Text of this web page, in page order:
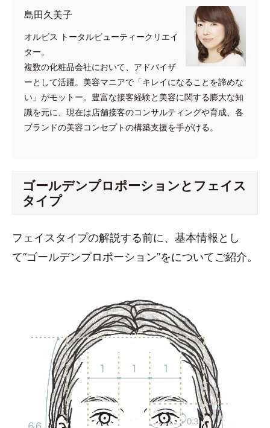
島田久美子
オルビス トータルビューティークリエイ
ター。
複数の化粧品会社において、アドバイザ
ーとして活躍。美容マニアで「キレイになることを諦めな
い」がモットー。豊富な接客経験と美容に関する膨大な知
識を元に、現在は店舗接客のコンサルティングや育成、各
ブランドの美容コンセプトの構築支援を手がける。
ゴールデンプロポーションとフェイス
タイプ
フェイスタイプの解説する前に、基本情報とし
て“ゴールデンプロポーション”をについてご紹介。